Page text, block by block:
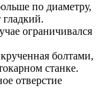
по диаметру,
ограничивался
болтами,
станке.
отверстие